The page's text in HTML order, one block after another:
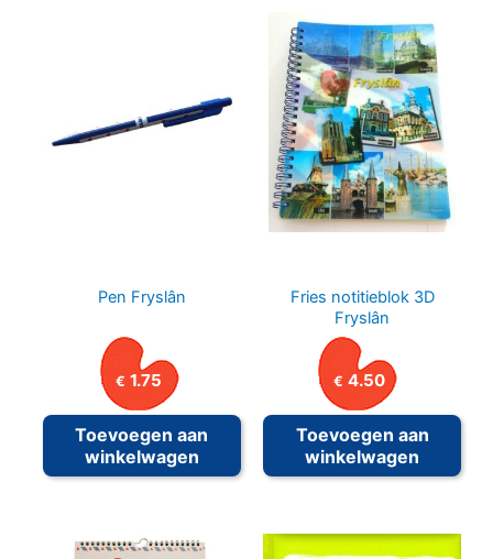
Pen Fryslân
€ 1.75
Toevoegen aan
winkelwagen
Fries notitieblok 3D
Fryslân
€ 4.50
Toevoegen aan
winkelwagen